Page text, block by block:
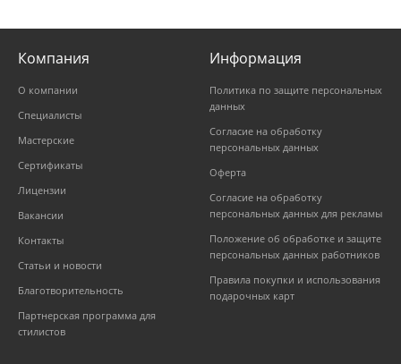
Компания
О компании
Специалисты
Мастерские
Сертификаты
Лицензии
Вакансии
Контакты
Статьи и новости
Благотворительность
Партнерская программа для
стилистов
Информация
Политика по защите персональных
данных
Согласие на обработку
персональных данных
Оферта
Согласие на обработку
персональных данных для рекламы
Положение об обработке и защите
персональных данных работников
Правила покупки и использования
подарочных карт